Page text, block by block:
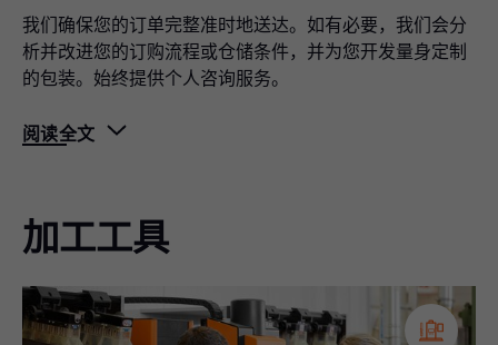
智能家具解决方案、人体工学细节以及家具五金的质量和
功能性。需要大家亲手触摸、尝试和比较。
我们确保您的订单完整准时地送达。如有必要，我们会分
析并改进您的订购流程或仓储条件，并为您开发量身定制
的包装。始终提供个人咨询服务。
阅读全文
加工工具